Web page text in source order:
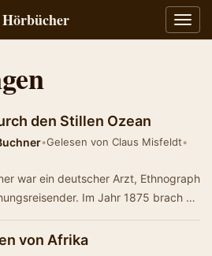
den Stillen Ozean
•Gelesen von Claus Misfeldt•
war ein deutscher Arzt, Ethnograph
Im Jahr 1875 brach er
von Afrika